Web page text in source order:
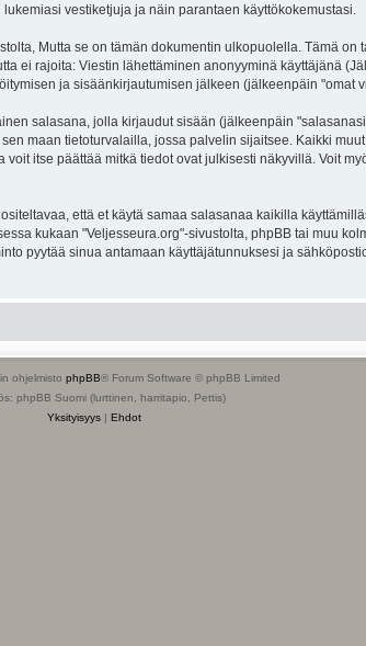
vestiketjuja ja näin parantaen käyttökokemustasi.
Mutta se on tämän dokumentin ulkopuolella. Tämä
ei rajoita: Viestin lähettäminen anonyyminä käyttäjänä
ja sisäänkirjautumisen jälkeen (jälkeenpäin "omat
salasana, jolla kirjaudut sisään (jälkeenpäin
maan tietoturvalailla, jossa palvelin sijaitsee. Kaikki
itse päättää mitkä tiedot ovat julkisesti näkyvillä. Voit
että et käytä samaa salasanaa kaikilla
kukaan "Veljesseura.org"-sivustolta, phpBB tai muu
pyytää sinua antamaan käyttäjätunnuksesi ja
ohjelmisto phpBB® Forum Software © phpBB Limited
phpBB Suomi (lurttinen, harritapio, Pettis)
Yksityisyys | Ehdot